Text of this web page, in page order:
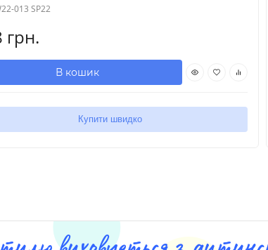
013 SP22
грн.
В кошик
Купити швидко